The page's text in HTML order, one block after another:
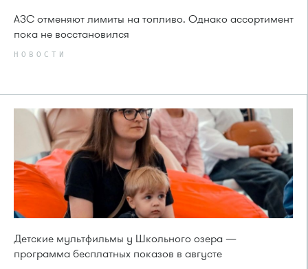
АЗС отменяют лимиты на топливо. Однако ассортимент
пока не восстановился
НОВОСТИ
Детские мультфильмы у Школьного озера —
программа бесплатных показов в августе